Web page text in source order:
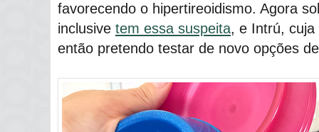
favorecendo o hipertireoidismo. Agora
inclusive tem essa suspeita, e Intrú,
então pretendo testar de novo opções